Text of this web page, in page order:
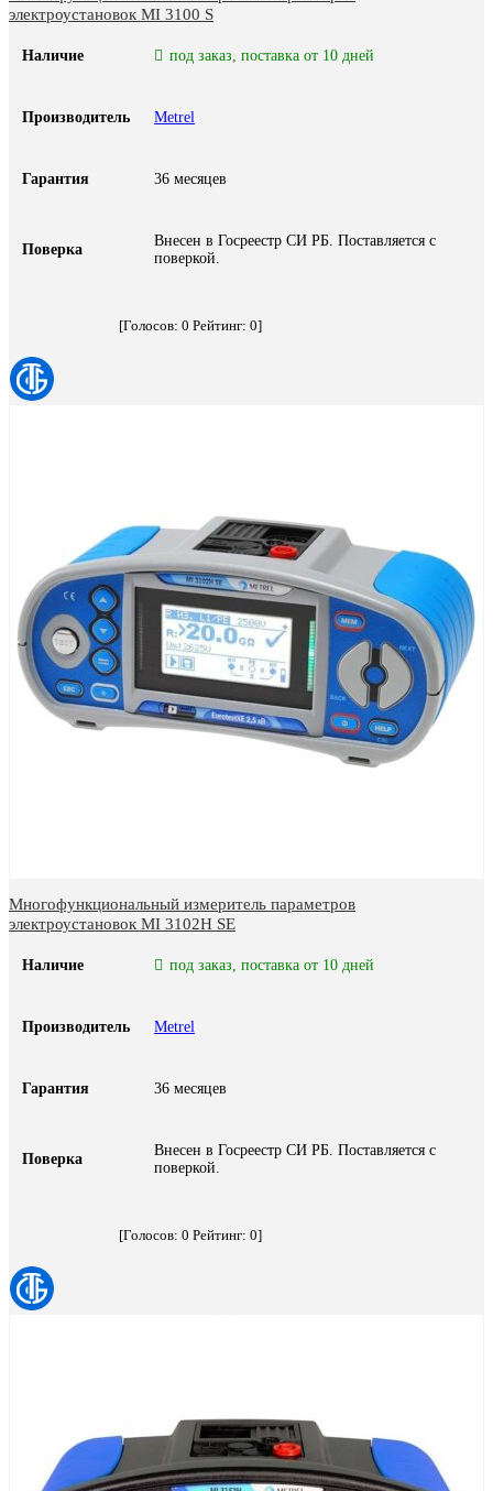
электроустановок MI 3100 S
Наличие под заказ, поставка от 10 дней
Производитель Metrel
Гарантия 36 месяцев
Поверка
Внесен в Госреестр СИ РБ. Поставляется с
поверкой.
[Голосов: 0 Рейтинг: 0]
Многофункциональный измеритель параметров
электроустановок MI 3102H SE
Наличие под заказ, поставка от 10 дней
Производитель Metrel
Гарантия 36 месяцев
Поверка
Внесен в Госреестр СИ РБ. Поставляется с
поверкой.
[Голосов: 0 Рейтинг: 0]